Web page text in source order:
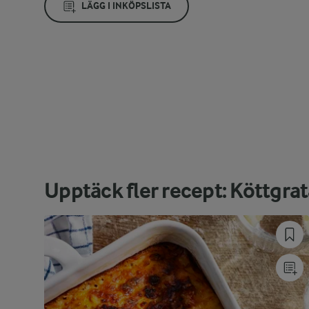
LÄGG I INKÖPSLISTA
Upptäck fler recept: